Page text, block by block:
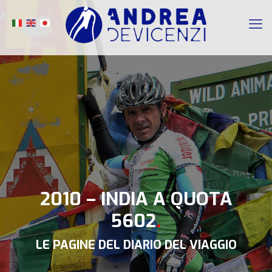
2010 – INDIA A QUOTA
5602.
LE PAGINE DEL DIARIO DEL VIAGGIO